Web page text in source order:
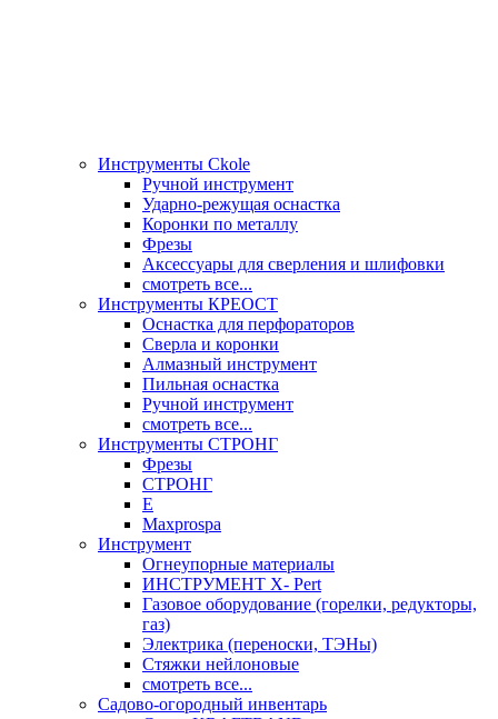
Инструменты Ckole
Ручной инструмент
Ударно‑режущая оснастка
Коронки по металлу
Фрезы
Аксессуары для сверления и шлифовки
смотреть все...
Инструменты КРЕОСТ
Оснастка для перфораторов
Сверла и коронки
Алмазный инструмент
Пильная оснастка
Ручной инструмент
смотреть все...
Инструменты СТРОНГ
Фрезы
СТРОНГ
Е
Maxprospa
Инструмент
Огнеупорные материалы
ИНСТРУМЕНТ X- Pert
Газовое оборудование (горелки, редукторы,
газ)
Электрика (переноски, ТЭНы)
Стяжки нейлоновые
смотреть все...
Садово-огородный инвентарь